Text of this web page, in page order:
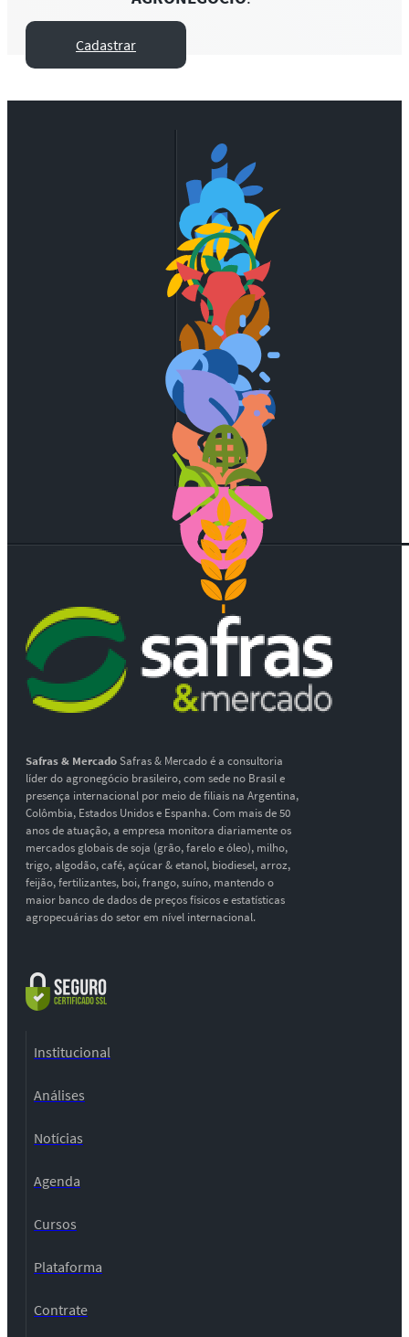
Cadastrar
Safras & MercadoSafras & Mercado é a consultoria
líder do agronegócio brasileiro, com sede no Brasil e
presença internacional por meio de filiais na Argentina,
Colômbia, Estados Unidos e Espanha. Com mais de 50
anos de atuação, a empresa monitora diariamente os
mercados globais de soja (grão, farelo e óleo), milho,
trigo, algodão, café, açúcar & etanol, biodiesel, arroz,
feijão, fertilizantes, boi, frango, suíno, mantendo o
maior banco de dados de preços físicos e estatísticas
agropecuárias do setor em nível internacional.
Institucional
Análises
Notícias
Agenda
Cursos
Plataforma
Contrate